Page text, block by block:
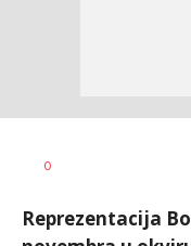
AUTOR
0
Reprezentacija